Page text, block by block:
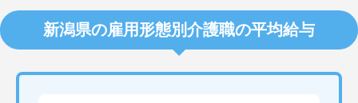
新潟県の雇用形態別介護職の平均給与